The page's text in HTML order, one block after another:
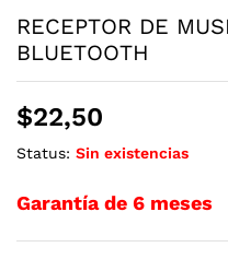
RECEPTOR DE
BLUETOOTH
$22,50
Status: Sin existencias
Garantía de 6 meses